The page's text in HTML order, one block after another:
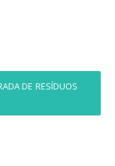
DE RESÍDUOS